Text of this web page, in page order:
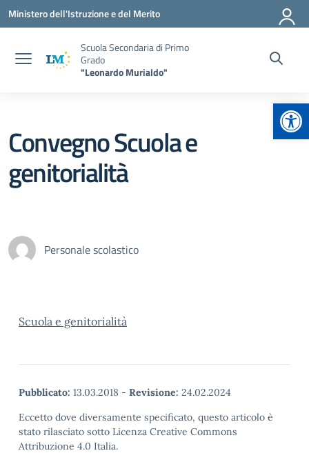
Vai ai contenuti
Vai al menu di navigazione
Vai al footer
Ministero dell'Istruzione e del Merito
Scuola Secondaria di Primo
Grado
"Leonardo Murialdo"
Convegno Scuola e
genitorialità
Personale scolastico
Scuola e genitorialità
Pubblicato: 13.03.2018 - Revisione: 24.02.2024
Eccetto dove diversamente specificato, questo articolo è
stato rilasciato sotto Licenza Creative Commons
Attribuzione 4.0 Italia.